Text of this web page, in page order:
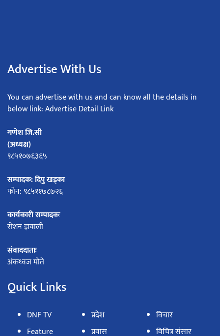
Advertise With Us
You can advertise with us and can know all the details in
below link: Advertise Detail Link
गणेश जि.सी
(अध्यक्ष)
९८५१०७६३६५
सम्पादक: दिपु खड्का
फोन: ९८५११७८७२६
कार्यकारी सम्पादकः
रोशन ज्ञवाली
संवाददाताः
अंकध्वज मोते
Quick Links
DNF TV
Feature
प्रदेश
प्रवास
विचार
विचित्र संसार